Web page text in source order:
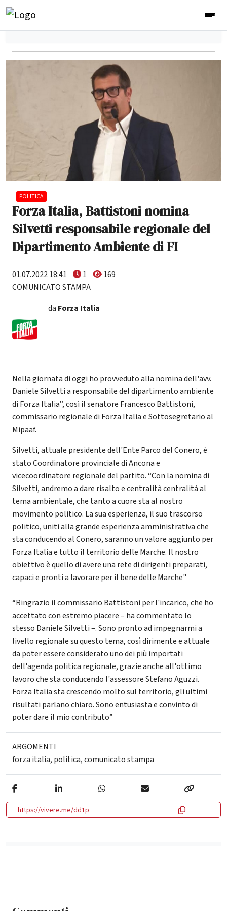
POLITICA
Forza Italia, Battistoni nomina
Silvetti responsabile regionale del
Dipartimento Ambiente di FI
01.07.2022 18:41 1
169
COMUNICATO STAMPA
da Forza Italia
Nella giornata di oggi ho provveduto alla nomina dell'avv.
Daniele Silvetti a responsabile del dipartimento ambiente
di Forza Italia”, così il senatore Francesco Battistoni,
commissario regionale di Forza Italia e Sottosegretario al
Mipaaf.
Silvetti, attuale presidente dell'Ente Parco del Conero, è
stato Coordinatore provinciale di Ancona e
vicecoordinatore regionale del partito. “Con la nomina di
Silvetti, andremo a dare risalto e centralità centralità al
tema ambientale, che tanto a cuore sta al nostro
movimento politico. La sua esperienza, il suo trascorso
politico, uniti alla grande esperienza amministrativa che
sta conducendo al Conero, saranno un valore aggiunto per
Forza Italia e tutto il territorio delle Marche. Il nostro
obiettivo è quello di avere una rete di dirigenti preparati,
capaci e pronti a lavorare per il bene delle Marche"
“Ringrazio il commissario Battistoni per l'incarico, che ho
accettato con estremo piacere – ha commentato lo
stesso Daniele Silvetti –. Sono pronto ad impegnarmi a
livello regionale su questo tema, così dirimente e attuale
da poter essere considerato uno dei più importati
dell'agenda politica regionale, grazie anche all'ottimo
lavoro che sta conducendo l'assessore Stefano Aguzzi.
Forza Italia sta crescendo molto sul territorio, gli ultimi
risultati parlano chiaro. Sono entusiasta e convinto di
poter dare il mio contributo”
ARGOMENTI
forza italia, politica,comunicato stampa
https://vivere.me/dd1p